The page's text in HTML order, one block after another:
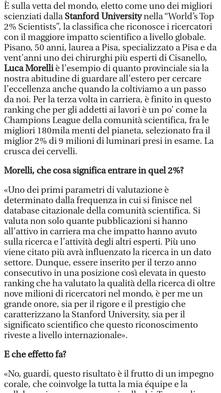
È sulla vetta del mondo, eletto come uno dei migliori
scienziati dallaStanford Universitynella “World’s Top
2% Scientists”, la classifica che riconosce i ricercatori
con il maggiore impatto scientifico a livello globale.
Pisano, 50 anni, laurea a Pisa, specializzato a Pisa e da
vent’anni uno dei chirurghi più esperti di Cisanello,
Luca Morelliè l’esempio di quanto provinciale sia la
nostra abitudine di guardare all’estero per cercare
l’eccellenza anche quando la coltiviamo a un passo
da noi. Per la terza volta in carriera, è finito in questo
ranking che per gli addetti ai lavori è un po’ come la
Champions League della comunità scientifica, fra le
migliori 180mila menti del pianeta, selezionato fra il
miglior 2% di 9 milioni di luminari presi in esame. La
crusca dei cervelli.
Morelli, che cosa significa entrare in quel 2%?
«Uno dei primi parametri di valutazione è
determinato dalla frequenza in cui si finisce nel
database citazionale della comunità scientifica. Si
valuta non solo quante pubblicazioni si hanno
all’attivo in carriera ma che impatto hanno avuto
sulla ricerca e l’attività degli altri esperti. Più uno
viene citato più avrà influenzato la ricerca in un dato
settore. Dunque, essere inserito per il terzo anno
consecutivo in una posizione così elevata in questo
ranking che ha valutato la qualità della ricerca di oltre
nove milioni di ricercatori nel mondo, è per me un
grande onore, sia per il rigore e il prestigio che
caratterizzano la Stanford University, sia per il
significato scientifico che questo riconoscimento
riveste a livello internazionale».
E che effetto fa?
«No, guardi, questo risultato è il frutto di un impegno
corale, che coinvolge la tutta la mia équipe e la